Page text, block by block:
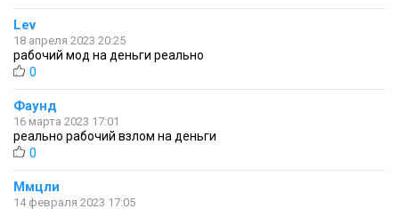
Lev
18 апреля 2023 20:25
рабочий мод на деньги реально
0
Фаунд
16 марта 2023 17:01
реально рабочий взлом на деньги
0
Ммцли
14 февраля 2023 17:05